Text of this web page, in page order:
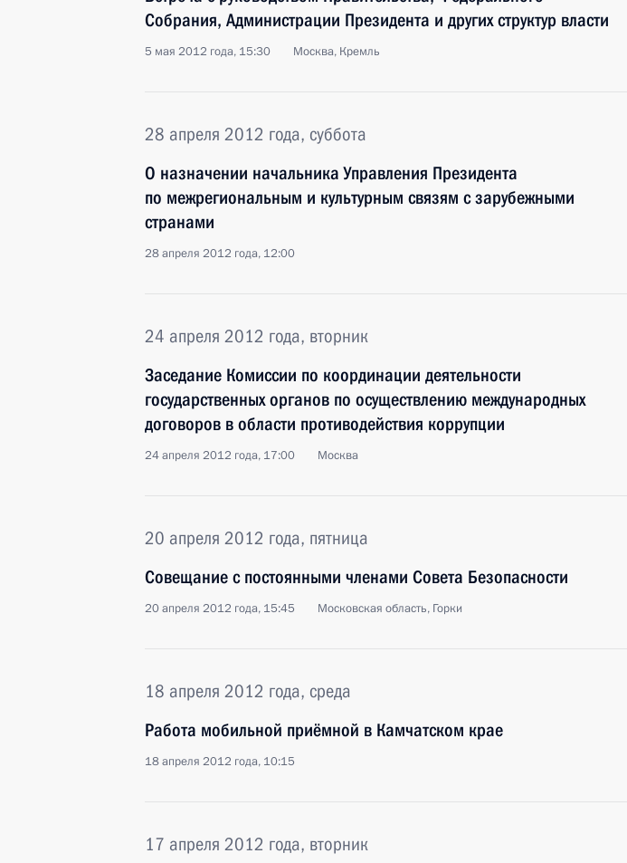
Собрания, Администрации Президента и других структур власти
5 мая 2012 года, 15:30 Москва, Кремль
28 апреля 2012 года, суббота
О назначении начальника Управления Президента
по межрегиональным и культурным связям с зарубежными
странами
28 апреля 2012 года, 12:00
24 апреля 2012 года, вторник
Заседание Комиссии по координации деятельности
государственных органов по осуществлению международных
договоров в области противодействия коррупции
24 апреля 2012 года, 17:00 Москва
20 апреля 2012 года, пятница
Совещание с постоянными членами Совета Безопасности
20 апреля 2012 года, 15:45 Московская область, Горки
18 апреля 2012 года, среда
Работа мобильной приёмной в Камчатском крае
18 апреля 2012 года, 10:15
17 апреля 2012 года, вторник